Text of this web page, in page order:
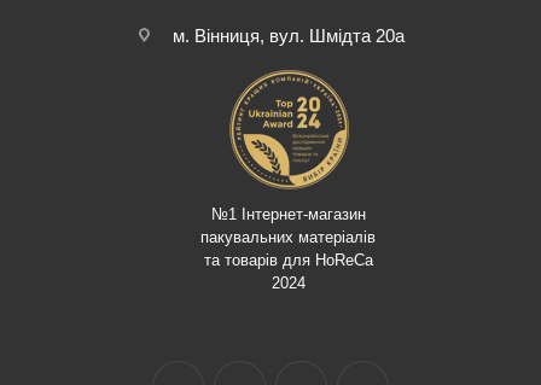
м. Вінниця, вул. Шмідта 20а
№1 Інтернет-магазин
пакувальних матеріалів
та товарів для HoReCa
2024